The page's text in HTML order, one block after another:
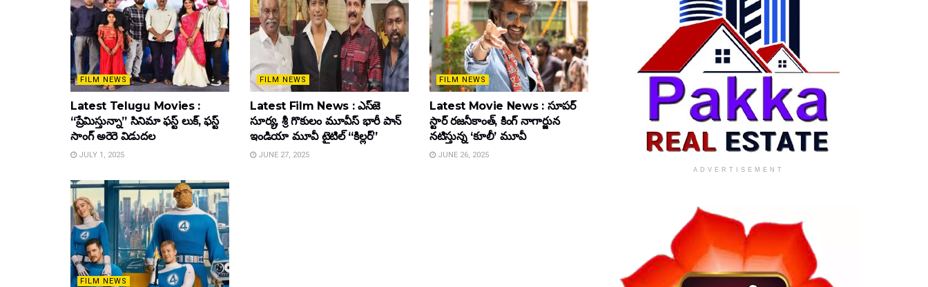
FILM NEWS
Latest Telugu Movies :
“ప్రేమిస్తున్నా” సినిమా ఫస్ట్ లుక్, ఫస్ట్
సాంగ్ అరెరె విడుదల
JULY 1, 2025
FILM NEWS
Latest Film News : ఎస్‌జె
సూర్య, శ్రీ గొకులం మూవీస్‌ భారీ పాన్‌
ఇండియా మూవీ టైటిల్ “కిల్లర్”
JUNE 27, 2025
FILM NEWS
Latest Movie News : సూపర్
స్టార్ రజనీకాంత్, కింగ్ నాగార్జున
నటిస్తున్న ‘కూలీ’ మూవీ
JUNE 26, 2025
FILM NEWS
ADVERTISEMENT